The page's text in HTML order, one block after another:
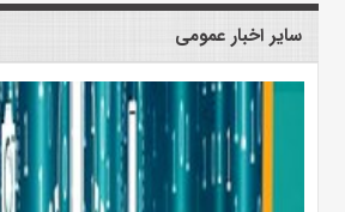
سایر اخبار عمومی